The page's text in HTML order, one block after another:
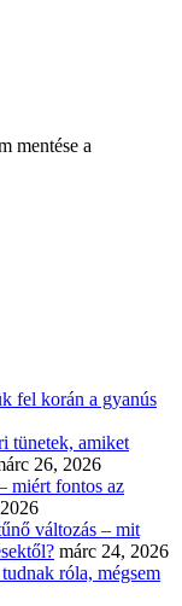
mentése a
fel korán a gyanús
tünetek, amiket
26, 2026
miért fontos az
változás – mit
márc 24, 2026
róla, mégsem